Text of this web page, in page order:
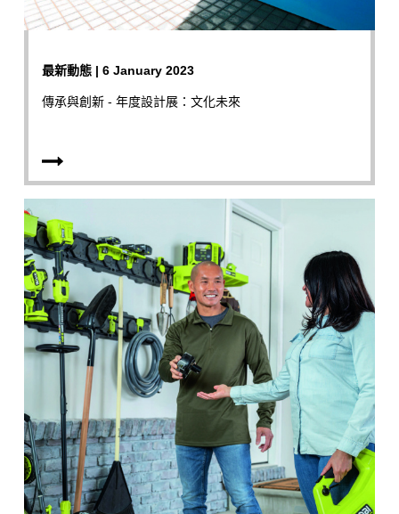
最新動態 | 6 January 2023
傳承與創新 - 年度設計展：文化未來